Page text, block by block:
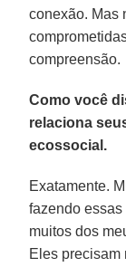
conexão. Mas
compreensão.
Como você
relaciona
ecossocial.
Exatamente.
fazendo
muitos dos
Eles precisam